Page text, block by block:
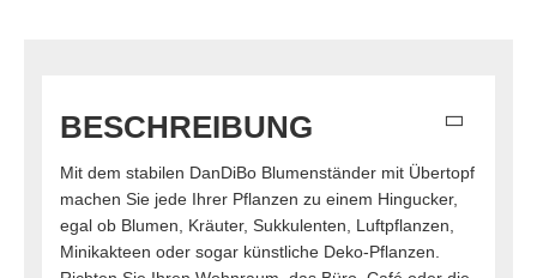
BESCHREIBUNG
Mit dem stabilen DanDiBo Blumenständer mit Übertopf
machen Sie jede Ihrer Pflanzen zu einem Hingucker,
egal ob Blumen, Kräuter, Sukkulenten, Luftpflanzen,
Minikakteen oder sogar künstliche Deko-Pflanzen.